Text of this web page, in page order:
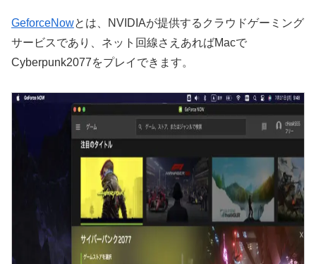
GeforceNowとは、NVIDIAが提供するクラウドゲーミング
サービスであり、ネット回線さえあればMacで
Cyberpunk2077をプレイできます。